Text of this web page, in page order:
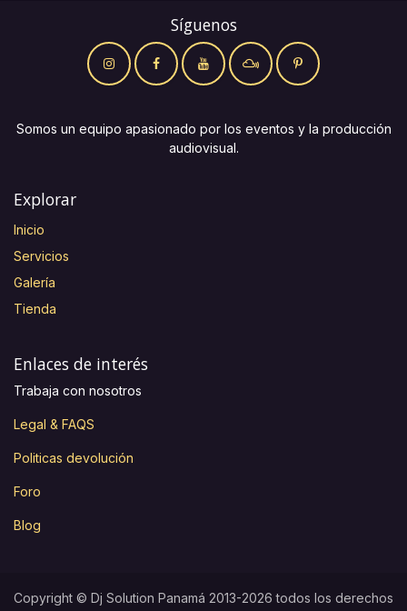
Síguenos
Somos un equipo apasionado por los eventos y la producción
audiovisual.
Explorar
Inicio
Servicios
Galería
Tienda
Enlaces de interés
Trabaja con nosotros
Legal & FAQS
Politicas devolución
Foro
Blog
Copyright © Dj Solution Panamá 2013-2026 todos los derechos